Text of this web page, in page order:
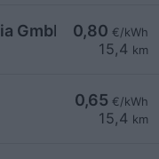
0,80 €/kWh
15,4 km
GmbH - Ybbs - B1
0,65 €/kWh
15,4 km